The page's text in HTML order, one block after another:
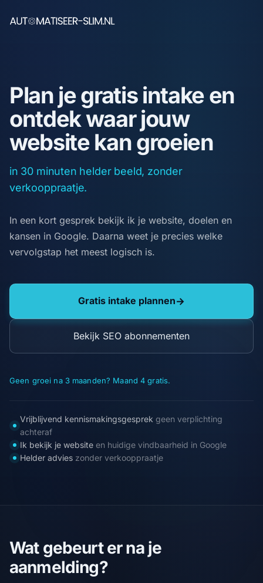
Plan je gratis intake en
ontdek waar jouw
website kan groeien
in 30 minuten helder beeld, zonder
verkooppraatje.
In een kort gesprek bekijk ik je website, doelen en
kansen in Google. Daarna weet je precies welke
vervolgstap het meest logisch is.
Gratis intake plannen→
Bekijk SEO abonnementen
Geen groei na 3 maanden? Maand 4 gratis.
Vrijblijvend kennismakingsgesprek geen verplichting
achteraf
Ik bekijk je website en huidige vindbaarheid in Google
Helder advies zonder verkooppraatje
Wat gebeurt er na je
aanmelding?